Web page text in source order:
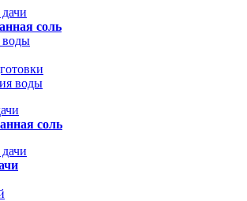
соль
воды
воды
соль